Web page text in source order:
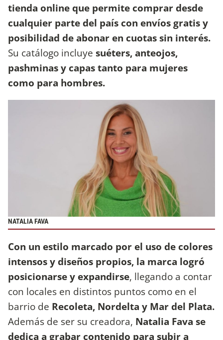
tienda online que permite comprar desde
cualquier parte del país con envíos gratis y
posibilidad de abonar en cuotas sin interés.
Su catálogo incluye suéters, anteojos,
pashminas y capas tanto para mujeres
como para hombres.
NATALIA FAVA
Con un estilo marcado por el uso de colores
intensos y diseños propios, la marca logró
posicionarse y expandirse, llegando a contar
con locales en distintos puntos como en el
barrio de Recoleta, Nordelta y Mar del Plata.
Además de ser su creadora, Natalia Fava se
dedica a grabar contenido para subir a